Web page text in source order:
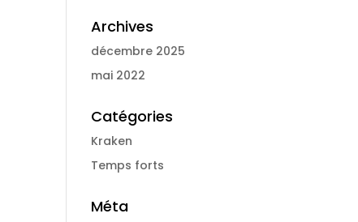
Archives
décembre 2025
mai 2022
Catégories
Kraken
Temps forts
Méta